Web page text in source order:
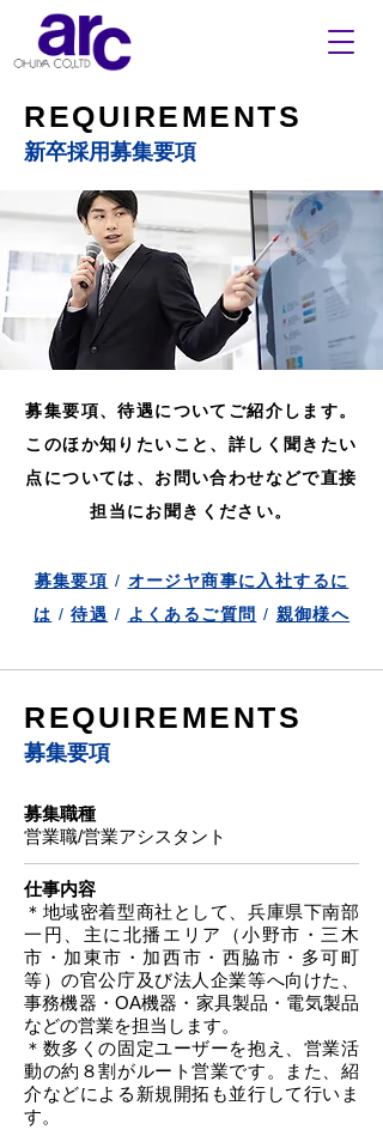
REQUIREMENTS
新卒採用募集要項
募集要項、待遇についてご紹介します。
このほか知りたいこと、詳しく聞きたい
点については、お問い合わせなどで直接
担当にお聞きください。
募集要項 / オージヤ商事に入社するに
は /待遇 / よくあるご質問 / 親御様へ
REQUIREMENTS
募集要項
募集職種
営業職/営業アシスタント
仕事内容
＊地域密着型商社として、兵庫県下南部
一円、主に北播エリア（小野市・三木
市・加東市・加西市・西脇市・多可町
等）の官公庁及び法人企業等へ向けた、
事務機器・OA機器・家具製品・電気製品
などの営業を担当します。
＊数多くの固定ユーザーを抱え、営業活
動の約８割がルート営業です。また、紹
介などによる新規開拓も並行して行いま
す。